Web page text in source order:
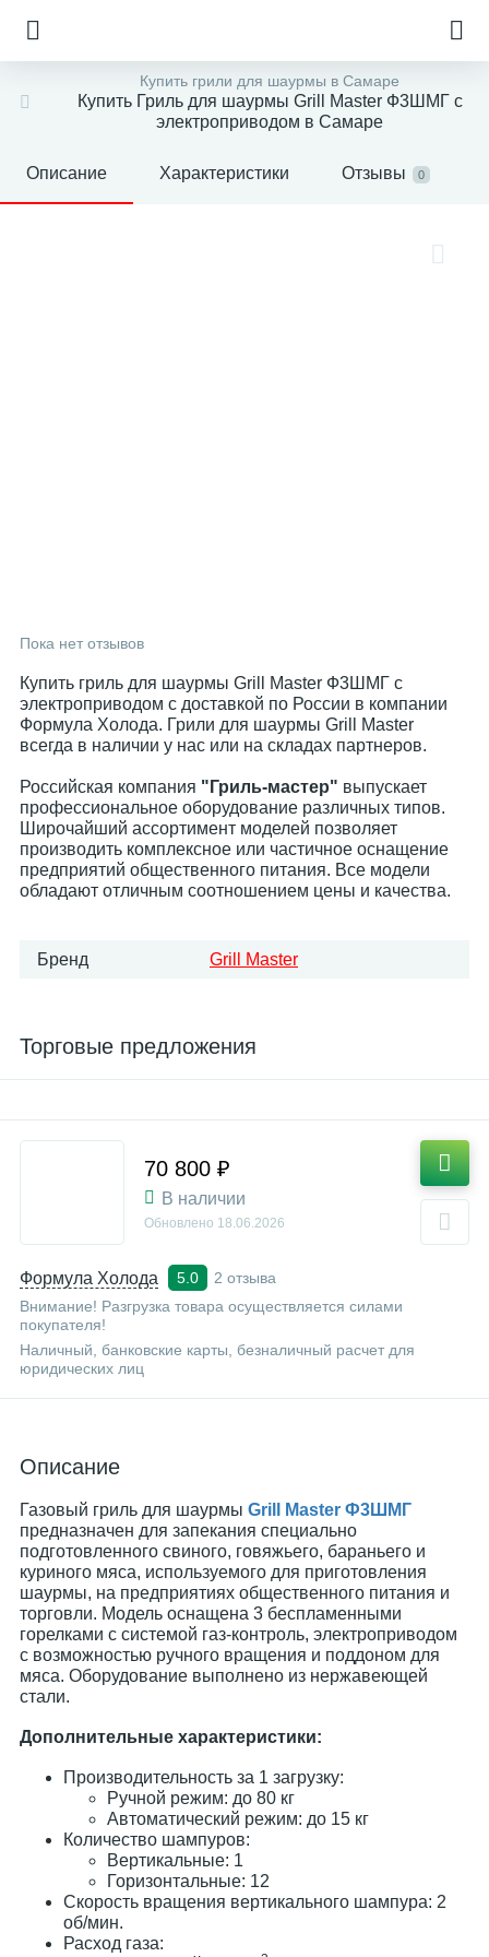
Купить грили для шаурмы в Самаре
Купить Гриль для шаурмы Grill Master Ф3ШМГ с
электроприводом в Самаре
Описание Характеристики Отзывы 0
Пока нет отзывов
Купить гриль для шаурмы Grill Master Ф3ШМГ с
электроприводом с доставкой по России в компании
Формула Холода. Грили для шаурмы Grill Master
всегда в наличии у нас или на складах партнеров.
Российская компания "Гриль-мастер" выпускает
профессиональное оборудование различных типов.
Широчайший ассортимент моделей позволяет
производить комплексное или частичное оснащение
предприятий общественного питания. Все модели
обладают отличным соотношением цены и качества.
Бренд Grill Master
Торговые предложения
Формула Холода 5.0
2 отзыва
Внимание! Разгрузка товара осуществляется силами
покупателя!
Наличный, банковские карты, безналичный расчет для
юридических лиц
70 800 ₽
В наличии
Обновлено 18.06.2026
Описание
Газовый гриль для шаурмы Grill Master Ф3ШМГ
предназначен для запекания специально
подготовленного свиного, говяжьего, бараньего и
куриного мяса, используемого для приготовления
шаурмы, на предприятиях общественного питания и
торговли. Модель оснащена 3 беспламенными
горелками с системой газ-контроль, электроприводом
с возможностью ручного вращения и поддоном для
мяса. Оборудование выполнено из нержавеющей
стали.
Дополнительные характеристики:
Производительность за 1 загрузку:
Ручной режим: до 80 кг
Автоматический режим: до 15 кг
Количество шампуров:
Вертикальные: 1
Горизонтальные: 12
Скорость вращения вертикального шампура: 2
об/мин.
Расход газа: